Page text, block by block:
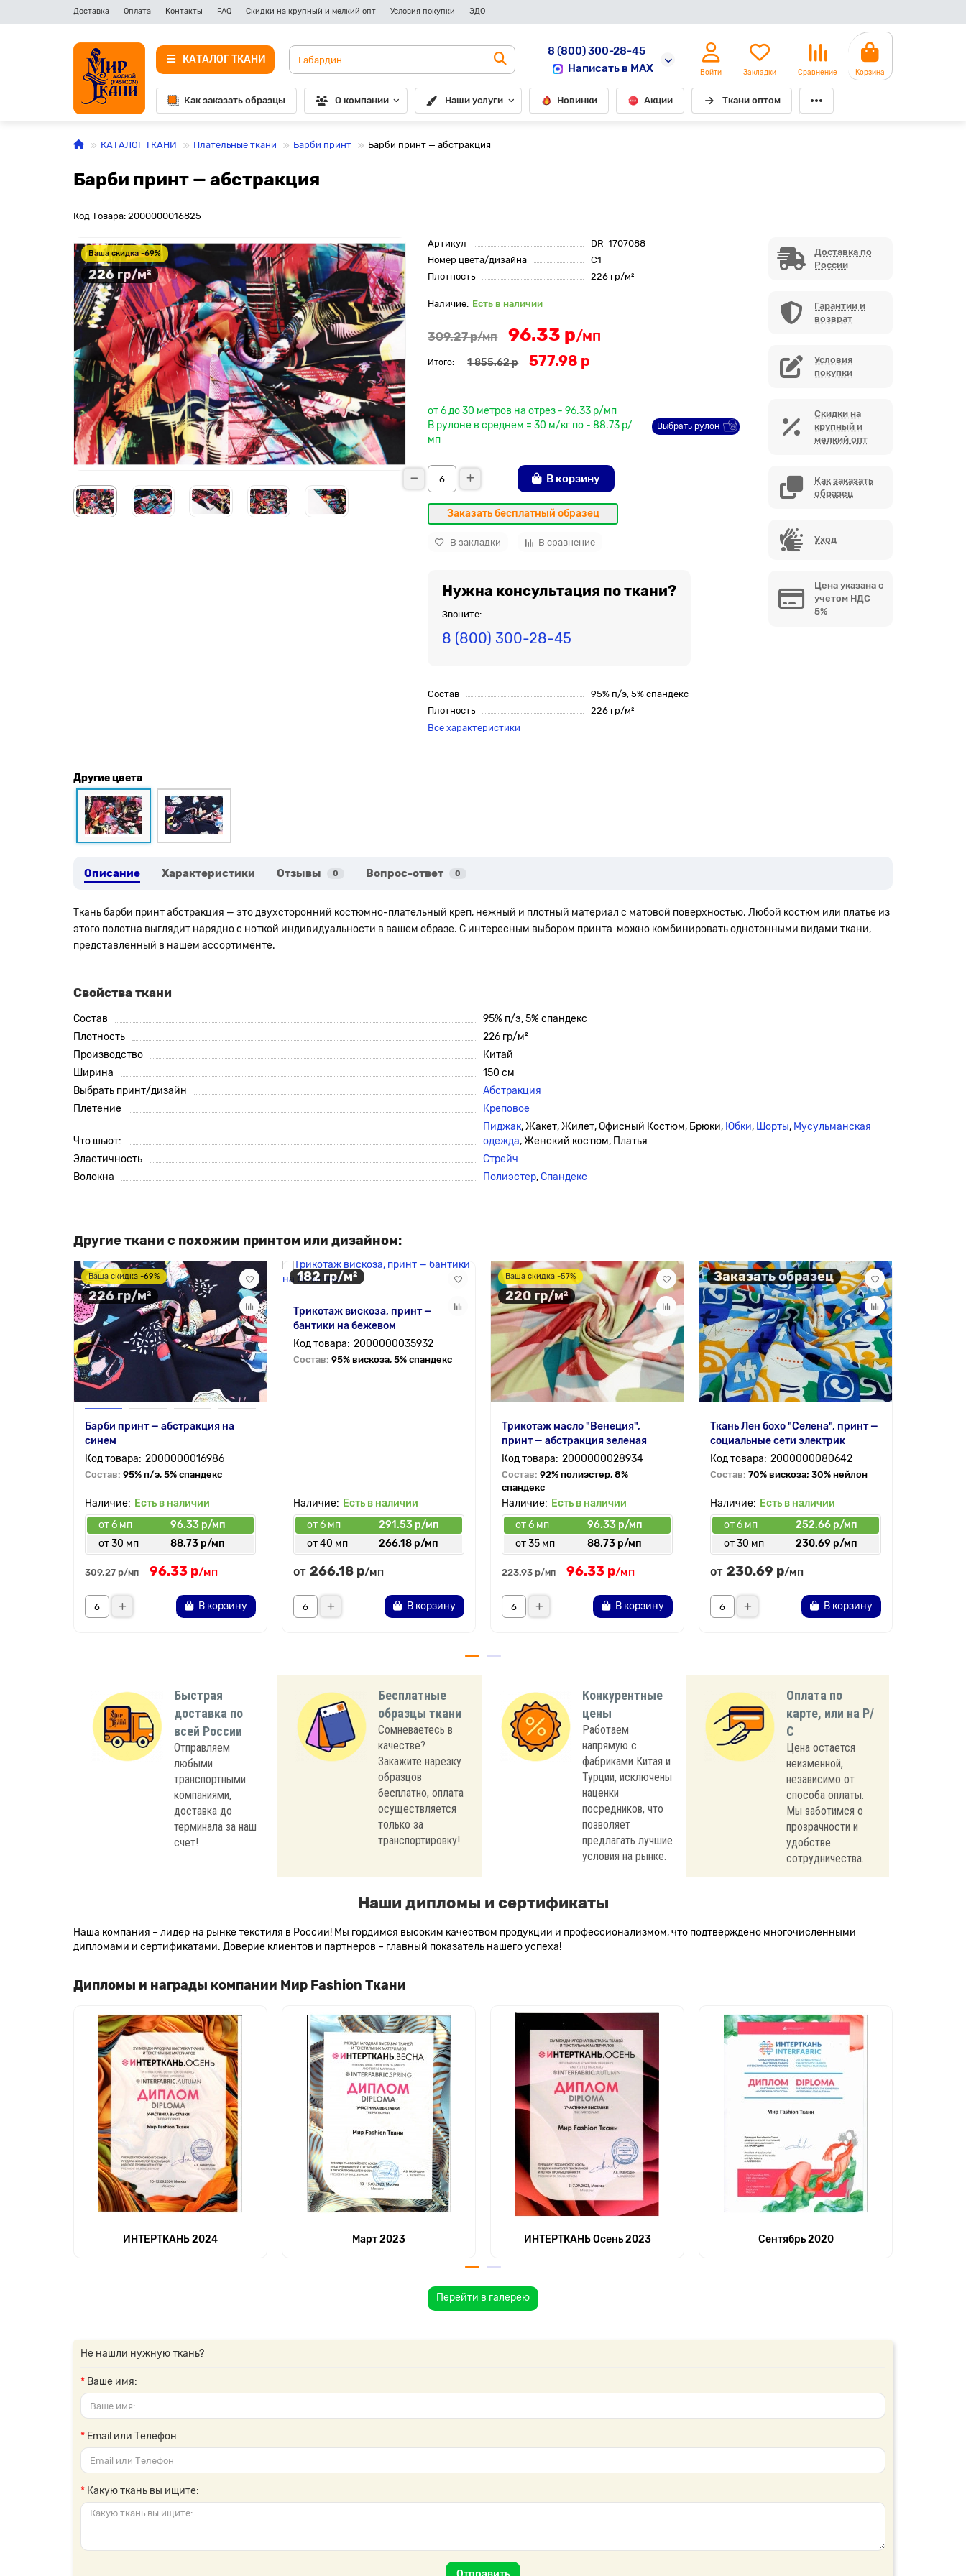
Доставка Оплата Контакты FAQ Скидки на крупный и мелкий опт Условия покупки ЭДО
КАТАЛОГ ТКАНИ
8 (800) 300-28-45
Написать в MAX
Войти Закладки Сравнение Корзина
Как заказать образцы О компании Наши услуги Новинки Акции Ткани оптом
КАТАЛОГ ТКАНИ Плательные ткани Барби принт Барби принт — абстракция
Барби принт — абстракция
Код Товара: 2000000016825
Ваша скидка -69%
226 гр/м²
Артикул
DR-1707088
Номер цвета/дизайна
С1
Плотность
226 гр/м²
Есть в наличии
309.27 р/мп 96.33 р/мп
Итого: 1 855.62 р 577.98 р
от 6 до 30 метров на отрез - 96.33 р/мп
В рулоне в среднем = 30 м/кг по - 88.73 р/
мп
Выбрать рулон
В корзину
Заказать бесплатный образец
В закладки В сравнение
Нужна консультация по ткани?
Звоните:
8 (800) 300-28-45
Состав
95% п/э, 5% спандекс
Плотность
226 гр/м²
Все характеристики
Доставка по
России
Гарантии и
возврат
Условия
покупки
Скидки на
крупный и
мелкий опт
Как заказать
образец
Уход
Цена указана с
учетом НДС
5%
Другие цвета
Описание Характеристики Отзывы 0 Вопрос-ответ 0
Ткань барби принт абстракция — это двухсторонний костюмно-плательный креп, нежный и плотный материал с матовой поверхностью. Любой костюм или платье из
этого полотна выглядит нарядно с ноткой индивидуальности в вашем образе. С интересным выбором принта можно комбинировать однотонными видами ткани,
представленный в нашем ассортименте.
Свойства ткани
Состав
95% п/э, 5% спандекс
Плотность
226 гр/м²
Производство
Китай
Ширина
150 см
Выбрать принт/дизайн
Абстракция
Плетение
Креповое
Что шьют:
Пиджак, Жакет, Жилет, Офисный Костюм, Брюки, Юбки, Шорты, Мусульманская
одежда, Женский костюм, Платья
Эластичность
Стрейч
Волокна
Полиэстер,Спандекс
Другие ткани с похожим принтом или дизайном:
Ваша скидка -69%
226 гр/м²
Барби принт — абстракция на
синем
2000000016986
Состав: 95% п/э, 5% спандекс
Есть в наличии
от 6 мп
96.33 р/мп
от 30 мп
88.73 р/мп
309.27 р/мп 96.33 р/мп
В корзину
182 гр/м²
Трикотаж вискоза, принт —
бантики на бежевом
2000000035932
Состав: 95% вискоза, 5% спандекс
Есть в наличии
от 6 мп
291.53 р/мп
от 40 мп
266.18 р/мп
от 266.18 р/мп
В корзину
Ваша скидка -57%
220 гр/м²
Трикотаж масло "Венеция",
принт — абстракция зеленая
2000000028934
Состав: 92% полиэстер, 8%
спандекс
Есть в наличии
от 6 мп
96.33 р/мп
от 35 мп
88.73 р/мп
223.93 р/мп 96.33 р/мп
В корзину
Заказать образец
Ткань Лен бохо "Селена", принт —
социальные сети электрик
2000000080642
Состав: 70% вискоза; 30% нейлон
Есть в наличии
от 6 мп
252.66 р/мп
от 30 мп
230.69 р/мп
от 230.69 р/мп
В корзину
Быстрая
доставка по
всей России
Отправляем
любыми
транспортными
компаниями,
доставка до
терминала за наш
счет!
Бесплатные
образцы ткани
Сомневаетесь в
качестве?
Закажите нарезку
образцов
бесплатно, оплата
осуществляется
только за
транспортировку!
Конкурентные
цены
Работаем
напрямую с
фабриками Китая и
Турции, исключены
наценки
посредников, что
позволяет
предлагать лучшие
условия на рынке.
Оплата по
карте, или на Р/
С
Цена остается
неизменной,
независимо от
способа оплаты.
Мы заботимся о
прозрачности и
удобстве
сотрудничества.
Наши дипломы и сертификаты
Наша компания – лидер на рынке текстиля в России! Мы гордимся высоким качеством продукции и профессионализмом, что подтверждено многочисленными
дипломами и сертификатами. Доверие клиентов и партнеров – главный показатель нашего успеха!
Дипломы и награды компании Мир Fashion Ткани
ИНТЕРТКАНЬ 2024 Март 2023 ИНТЕРТКАНЬ Осень 2023 Сентябрь 2020
Перейти в галерею
Не нашли нужную ткань?
Ваше имя:
Email или Телефон
Какую ткань вы ищите: